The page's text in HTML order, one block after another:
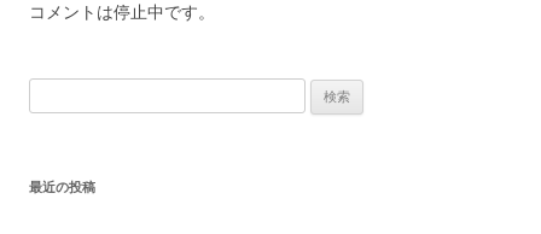
コメントは停止中です。
最近の投稿